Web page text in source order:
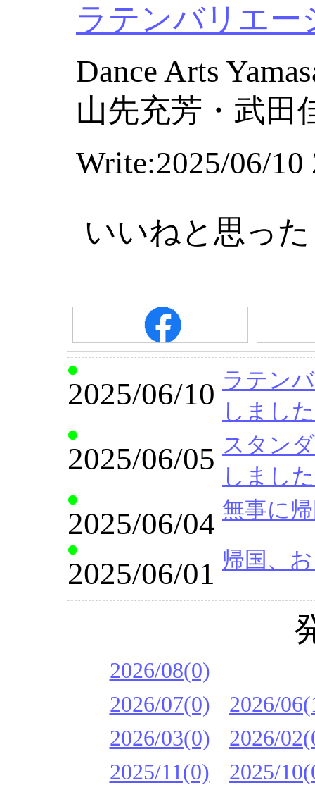
ラテンバリエー
Dance Arts
山先充芳・武田
Write:2025/06/10
いいねと思っ
2025/06/10 ラテン
しました
2025/06/05 スタン
しました
2025/06/04 無事に
2025/06/01 帰国、
2026/08(0)
2026/07(0)
2026/
2026/03(0)
2026/
2025/11(0)
2025/